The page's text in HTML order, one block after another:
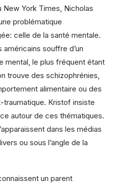
New York Times, Nicholas
problématique
celle de la santé mentale.
souffre d’un
mental, le plus fréquent étant
trouve des schizophrénies,
alimentaire ou des
Kristof insiste
autour de ces thématiques.
dans les médias
ou sous l’angle de la
un parent